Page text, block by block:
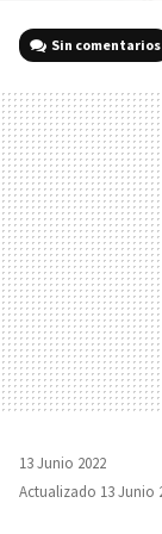
Sin comentarios
13 Junio 2022
Actualizado 13 Junio